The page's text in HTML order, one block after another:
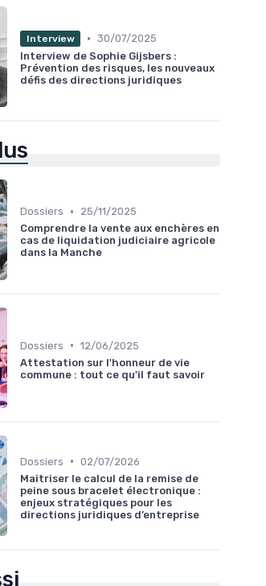
Interview • 30/07/2025
Interview de Sophie Gijsbers :
Prévention des risques, les nouveaux
défis des directions juridiques
Dossiers •
25/11/2025
Comprendre la vente aux enchères en
cas de liquidation judiciaire agricole
dans la Manche
Dossiers • 12/06/2025
Attestation sur l'honneur de vie
commune : tout ce qu'il faut savoir
Dossiers • 02/07/2026
Maîtriser le calcul de la remise de
peine sous bracelet électronique :
enjeux stratégiques pour les
directions juridiques d’entreprise